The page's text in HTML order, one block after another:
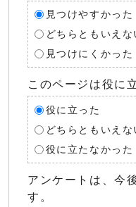
見つけやすかった
どちらともいえな
見つけにくかった
このページは役に
役に立った
どちらともいえな
役に立たなかった
アンケートは、今
す。